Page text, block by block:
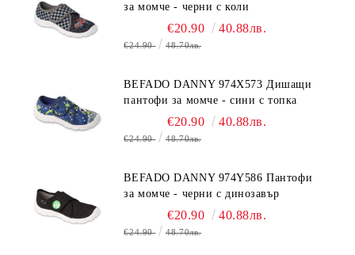
за момче - черни с коли
€20.90 40.88лв.
€24.90 48.70лв.
BEFADO DANNY 974X573 Дишащи
пантофи за момче - сини с топка
€20.90 40.88лв.
€24.90 48.70лв.
BEFADO DANNY 974Y586 Пантофи
за момче - черни с динозавър
€20.90 40.88лв.
€24.90 48.70лв.